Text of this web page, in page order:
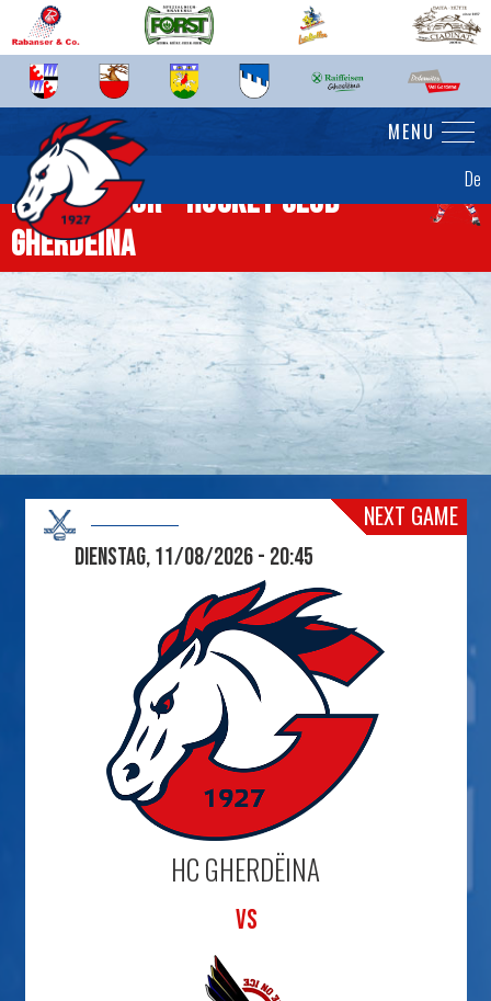
De
MENU
News Senior - Hockey Club
Gherdëina
NEXT GAME
Dienstag, 11/08/2026 - 20:45
HC GHERDËINA
VS